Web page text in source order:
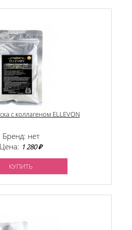
с коллагеном ELLEVON
Бренд: нет
Цена: 1 280 ₽
КУПИТЬ